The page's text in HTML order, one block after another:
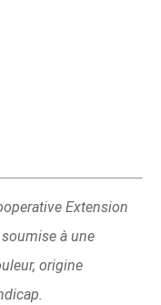
Extension
à une
origine